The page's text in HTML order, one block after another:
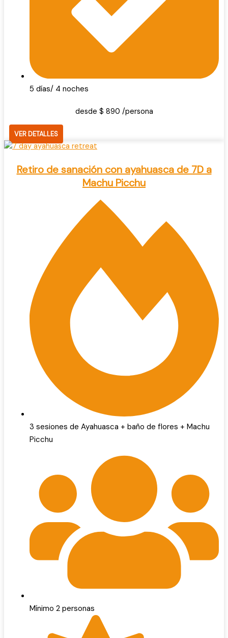
5 días/ 4 noches
desde $ 890 /persona
VER DETALLES
Retiro de sanación con ayahuasca de 7D a
Machu Picchu
3 sesiones de Ayahuasca + baño de flores + Machu
Picchu
Mínimo 2 personas